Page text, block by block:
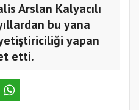
Arslan Kalyacılı
bu yana
yapan
etti.